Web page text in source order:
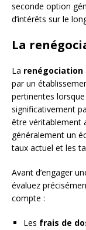
seconde option
d’intérêts sur le
La
La renégociation
par un
pertinentes
significativement
être véritablement
généralement un
taux actuel et les
Avant d’engager
évaluez
compte :
Les frais de